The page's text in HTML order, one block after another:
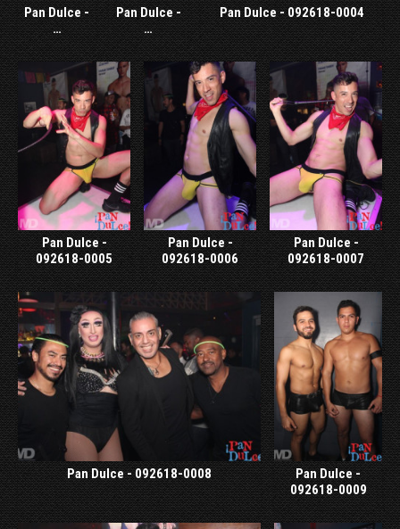
Pan Dulce -
…
Pan Dulce -
…
Pan Dulce - 092618-0004
Pan Dulce -
092618-0005
Pan Dulce -
092618-0006
Pan Dulce -
092618-0007
Pan Dulce - 092618-0008
Pan Dulce -
092618-0009